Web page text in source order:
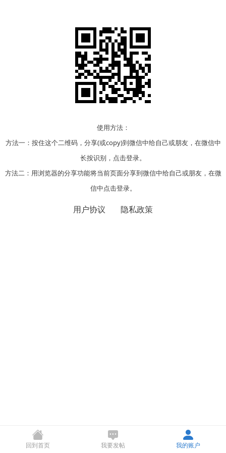
使用方法：
方法一：按住这个二维码，分享(或copy)到微信中给自己或朋友，在微信中
长按识别，点击登录。
方法二：用浏览器的分享功能将当前页面分享到微信中给自己或朋友，在微
信中点击登录。
用户协议 隐私政策
回到首页 我要发帖 我的账户